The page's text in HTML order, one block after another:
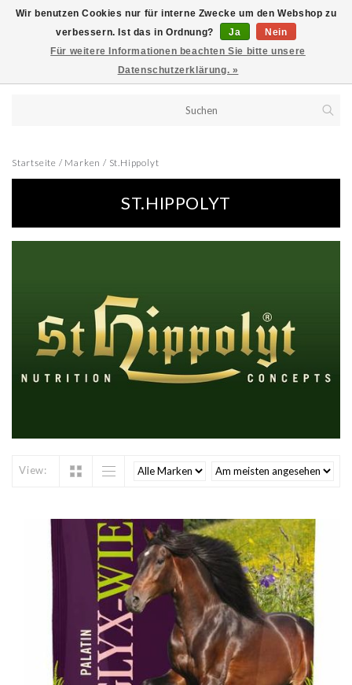
Startseite / Marken / St.Hippolyt
ST.HIPPOLYT
View:
Wir benutzen Cookies nur für interne Zwecke um den Webshop zu
verbessern. Ist das in Ordnung?
Ja
Nein
Für weitere Informationen beachten Sie bitte unsere
Datenschutzerklärung. »